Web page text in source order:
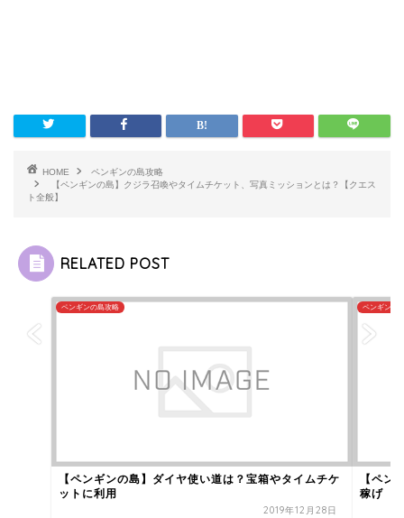
HOME
ペンギンの島攻略
【ペンギンの島】クジラ召喚やタイムチケット、写真ミッションとは？【クエス
ト全般】
RELATED POST
ペンギンの島攻略
【ペンギンの島】ダイヤ使い道は？宝箱やタイムチケ
ットに利用
2019年12月28日
ペンギンの
【ペン
稼げ